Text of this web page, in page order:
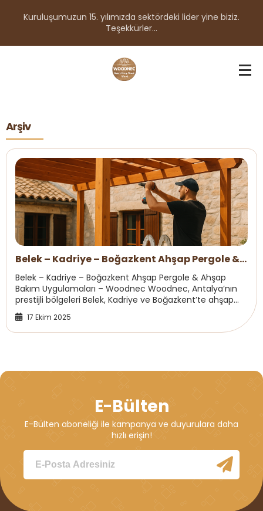
Kuruluşumuzun 15. yılımızda sektördeki lider yine biziz.
Teşekkürler...
Arşiv
Belek – Kadriye – Boğazkent Ahşap Pergole &
Ahşap Bakımı
Belek – Kadriye – Boğazkent Ahşap Pergole & Ahşap
Bakım Uygulamaları – Woodnec Woodnec, Antalya’nın
prestijli bölgeleri Belek, Kadriye ve Boğazkent’te ahşap
pergole, veranda, deck döşeme, çatı sis...
17 Ekim 2025
E-Bülten
E-Bülten aboneliği ile kampanya ve duyurulara daha
hızlı erişin!